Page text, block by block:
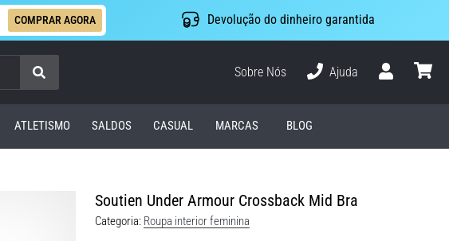
COMPRAR AGORA Devolução do dinheiro garantida
Procurar
Sobre Nós
Ajuda
ATLETISMO SALDOS CASUAL MARCAS BLOG
Soutien Under Armour Crossback Mid Bra
Categoria: Roupa interior feminina